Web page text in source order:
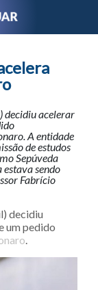
decidiu acelerar
A entidade
de estudos
Sepúveda
estava sendo
Fabrício
decidiu
um pedido
.